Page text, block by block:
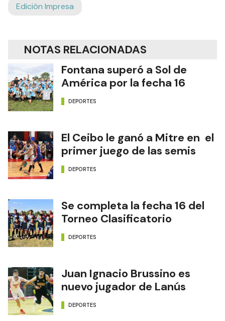
Edición Impresa
NOTAS RELACIONADAS
Fontana superó a Sol de
América por la fecha 16
DEPORTES
El Ceibo le ganó a Mitre en el
primer juego de las semis
DEPORTES
Se completa la fecha 16 del
Torneo Clasificatorio
DEPORTES
Juan Ignacio Brussino es
nuevo jugador de Lanús
DEPORTES